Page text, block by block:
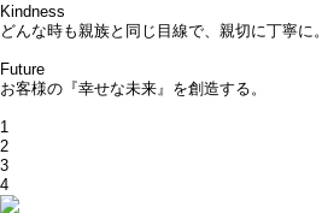
Kindness
どんな時も親族と同じ目線で、親切に丁寧に。
Future
お客様の『幸せな未来』を創造する。
1
2
3
4